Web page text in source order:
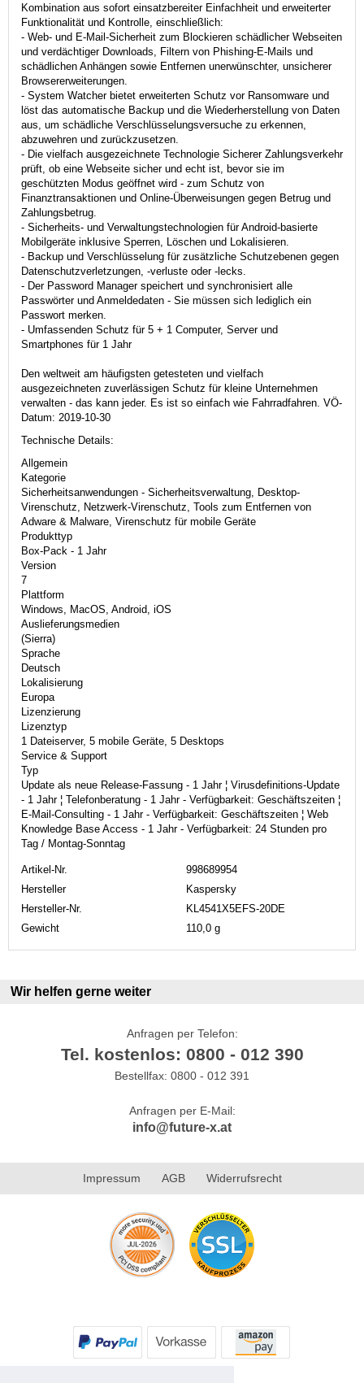
Kombination aus sofort einsatzbereiter Einfachheit und erweiterter
Funktionalität und Kontrolle, einschließlich:
- Web- und E-Mail-Sicherheit zum Blockieren schädlicher Webseiten
und verdächtiger Downloads, Filtern von Phishing-E-Mails und
schädlichen Anhängen sowie Entfernen unerwünschter, unsicherer
Browsererweiterungen.
- System Watcher bietet erweiterten Schutz vor Ransomware und
löst das automatische Backup und die Wiederherstellung von Daten
aus, um schädliche Verschlüsselungsversuche zu erkennen,
abzuwehren und zurückzusetzen.
- Die vielfach ausgezeichnete Technologie Sicherer Zahlungsverkehr
prüft, ob eine Webseite sicher und echt ist, bevor sie im
geschützten Modus geöffnet wird - zum Schutz von
Finanztransaktionen und Online-Überweisungen gegen Betrug und
Zahlungsbetrug.
- Sicherheits- und Verwaltungstechnologien für Android-basierte
Mobilgeräte inklusive Sperren, Löschen und Lokalisieren.
- Backup und Verschlüsselung für zusätzliche Schutzebenen gegen
Datenschutzverletzungen, -verluste oder -lecks.
- Der Password Manager speichert und synchronisiert alle
Passwörter und Anmeldedaten - Sie müssen sich lediglich ein
Passwort merken.
- Umfassenden Schutz für 5 + 1 Computer, Server und
Smartphones für 1 Jahr
Den weltweit am häufigsten getesteten und vielfach
ausgezeichneten zuverlässigen Schutz für kleine Unternehmen
verwalten - das kann jeder. Es ist so einfach wie Fahrradfahren. VÖ-
Datum: 2019-10-30
Technische Details:
Allgemein
Kategorie
Sicherheitsanwendungen - Sicherheitsverwaltung, Desktop-
Virenschutz, Netzwerk-Virenschutz, Tools zum Entfernen von
Adware & Malware, Virenschutz für mobile Geräte
Produkttyp
Box-Pack - 1 Jahr
Version
7
Plattform
Windows, MacOS, Android, iOS
Auslieferungsmedien
(Sierra)
Sprache
Deutsch
Lokalisierung
Europa
Lizenzierung
Lizenztyp
1 Dateiserver, 5 mobile Geräte, 5 Desktops
Service & Support
Typ
Update als neue Release-Fassung - 1 Jahr ¦ Virusdefinitions-Update
- 1 Jahr ¦ Telefonberatung - 1 Jahr - Verfügbarkeit: Geschäftszeiten ¦
E-Mail-Consulting - 1 Jahr - Verfügbarkeit: Geschäftszeiten ¦ Web
Knowledge Base Access - 1 Jahr - Verfügbarkeit: 24 Stunden pro
Tag / Montag-Sonntag
Artikel-Nr.
998689954
Hersteller
Kaspersky
Hersteller-Nr.
KL4541X5EFS-20DE
Gewicht
110,0 g
Wir helfen gerne weiter
Anfragen per Telefon:
Tel. kostenlos: 0800 - 012 390
Bestellfax: 0800 - 012 391
Anfragen per E-Mail:
info@future-x.at
Impressum AGB Widerrufsrecht